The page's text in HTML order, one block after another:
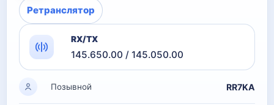
Ретранслятор
RX/TX
145.650.00 / 145.050.00
Позывной RR7KA